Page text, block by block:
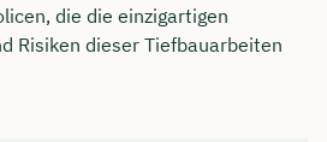
die die einzigartigen
Risiken dieser Tiefbauarbeiten